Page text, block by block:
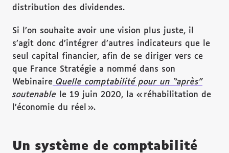
distribution des dividendes.
Si l’on souhaite avoir une vision plus juste, il
s’agit donc d’intégrer d’autres indicateurs que le
seul capital financier, afin de se diriger vers ce
que France Stratégie a nommé dans son
Webinaire Quelle comptabilité pour un “après”
soutenable le 19 juin 2020, la « réhabilitation de
l’économie du réel ».
Un système de comptabilité